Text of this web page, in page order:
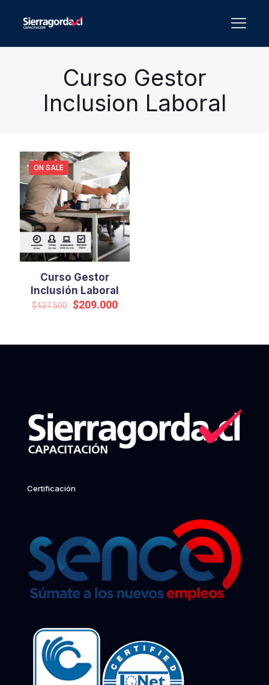
Curso Gestor
Inclusion Laboral
ON SALE
Curso Gestor
Inclusión Laboral
$437.500 Original
$209.000Current
Certificación